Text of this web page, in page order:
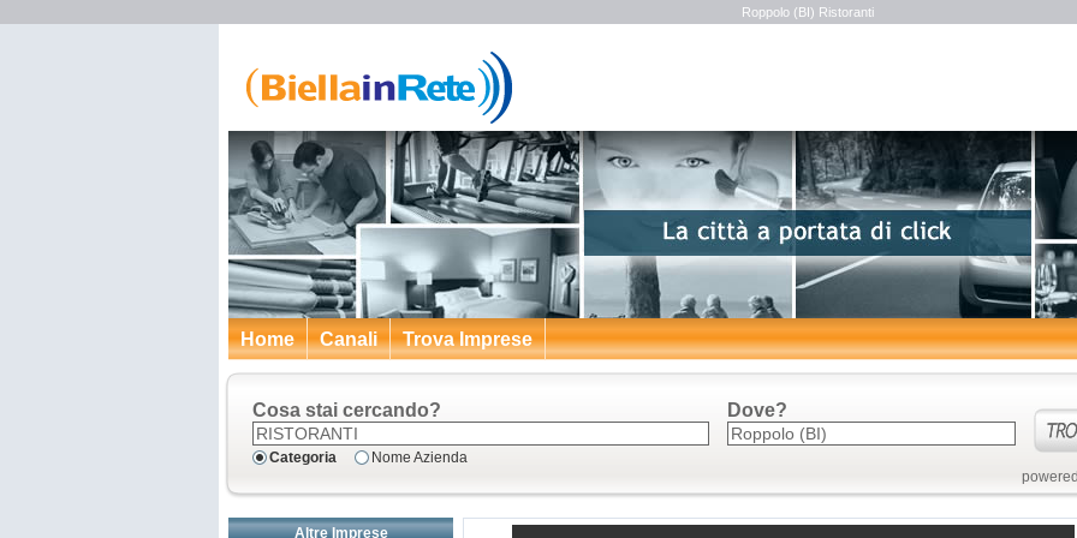
Roppolo (BI) Ristoranti
Home Canali Trova Imprese
Cosa stai cercando?
Categoria Nome Azienda
Dove?
Altre Imprese